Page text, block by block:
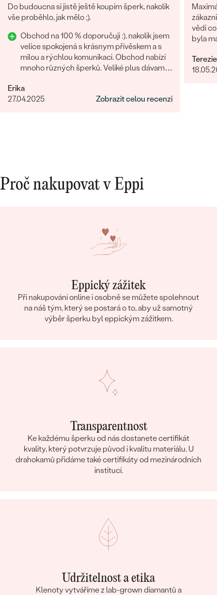
Bestsellery
OBJEVIT
Do budoucna si jistě ještě koupim šperk, nakolik
vše proběhlo, jak mělo ;).
Obchod na 100 % doporučuji :), nakolik jsem
velice spokojená s krásnym přívěskem a s
milou a rýchlou komunikaci. Obchod nabízí
mnoho různých šperků. Veliké plus dávam i
Erika
27.04.2025
Zobrazit celou recenzi
Maximální
vědí
byla
Terezie
Proč nakupovat v Eppi
Eppický zážitek
Při nakupování online i osobně se můžete spolehnout
na náš tým, který se postará o to, aby už samotný
výběr šperku byl eppickým zážitkem.
Transparentnost
Ke každému šperku od nás dostanete certifikát
kvality, který potvrzuje původ i kvalitu materiálu. U
drahokamů přidáme také certifikáty od mezinárodních
institucí.
Udržitelnost a etika
Klenoty vytváříme z lab-grown diamantů a